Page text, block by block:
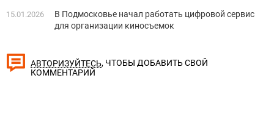
15.01.2026
В Подмосковье начал работать цифровой сервис
для организации киносъемок
АВТОРИЗУЙТЕСЬ, ЧТОБЫ ДОБАВИТЬ СВОЙ
КОММЕНТАРИЙ